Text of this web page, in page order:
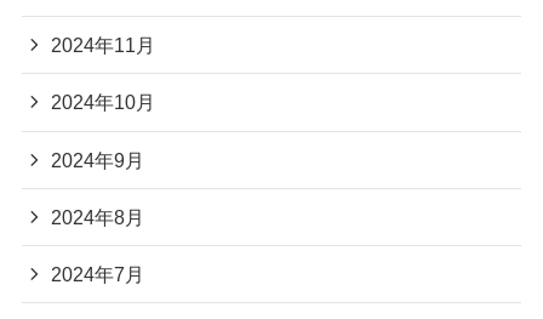
2024年11月
2024年10月
2024年9月
2024年8月
2024年7月